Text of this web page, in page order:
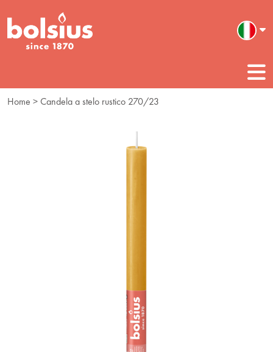
Home > Candela a stelo rustico 270/23